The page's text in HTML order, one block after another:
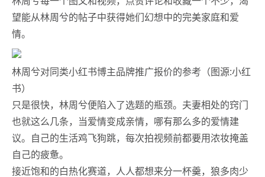
望能从林周兮的帖子中获得她们幻想中的完美家庭和爱
情。
林周兮对同类小红书博主品牌推广报价的参考（图源:小红
书）
只是很快，林周兮便陷入了选题的瓶颈。夫妻相处的窍门
也就这么几条，当爱情变成亲情，哪有那么多的爱情建
议。自己的生活鸡飞狗跳，每次拍视频前都要用浓妆掩盖
自己的疲惫。
接近饱和的白热化赛道，人人都想来分一杯羹，狼多肉少